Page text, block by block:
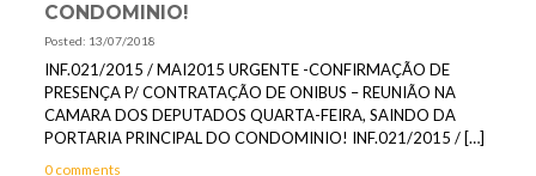
CONDOMINIO!
Posted: 13/07/2018
INF.021/2015 / MAI2015 URGENTE -CONFIRMAÇÃO DE
PRESENÇA P/ CONTRATAÇÃO DE ONIBUS – REUNIÃO NA
CAMARA DOS DEPUTADOS QUARTA-FEIRA, SAINDO DA
PORTARIA PRINCIPAL DO CONDOMINIO! INF.021/2015 /[…]
0 comments